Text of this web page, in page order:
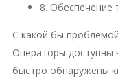
8. Обеспечение
С какой бы
Операторы доступны
быстро обнаружены